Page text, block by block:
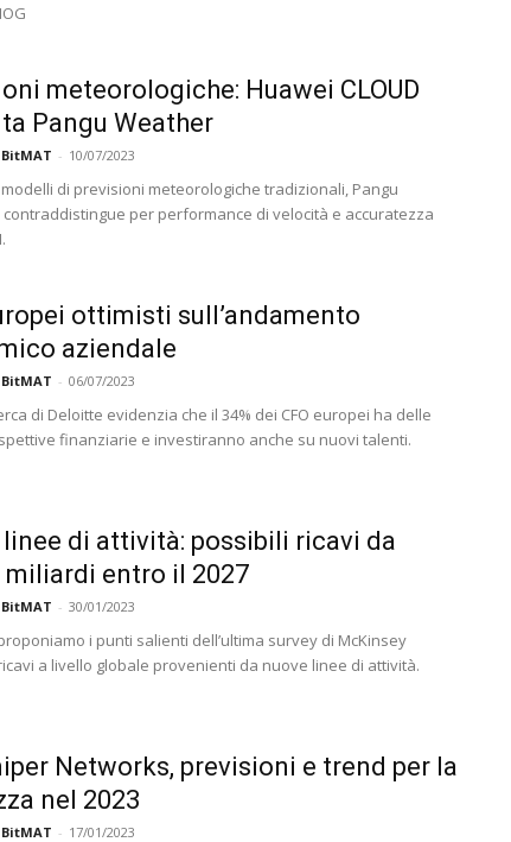
meteorologiche: Huawei CLOUD
Pangu Weather
- 10/07/2023
di previsioni meteorologiche tradizionali, Pangu
per performance di velocità e accuratezza
ottimisti sull’andamento
aziendale
- 06/07/2023
di Deloitte evidenzia che il 34% dei CFO europei ha delle
finanziarie e investiranno anche su nuovi talenti.
di attività: possibili ricavi da
miliardi entro il 2027
- 30/01/2023
i punti salienti dell’ultima survey di McKinsey
a livello globale provenienti da nuove linee di attività.
Networks, previsioni e trend per la
nel 2023
- 17/01/2023